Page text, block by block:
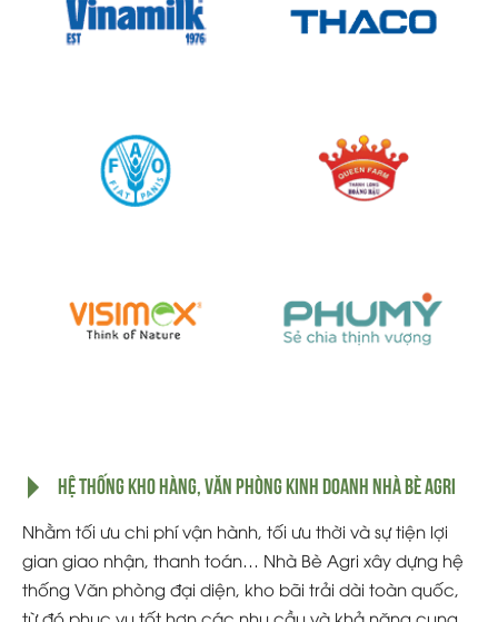
HỆ THỐNG KHO HÀNG, VĂN PHÒNG KINH DOANH NHÀ BÈ AGRI
Nhằm tối ưu chi phí vận hành, tối ưu thời và sự tiện lợi
gian giao nhận, thanh toán… Nhà Bè Agri xây dựng hệ
thống Văn phòng đại diện, kho bãi trải dài toàn quốc,
từ đó phục vụ tốt hơn các nhu cầu và khả năng cung